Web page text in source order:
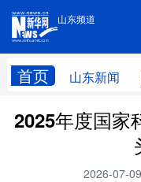
山东频道
首页 山东新闻
手机版
学习进行时 高
2025年度国家
2026-07-